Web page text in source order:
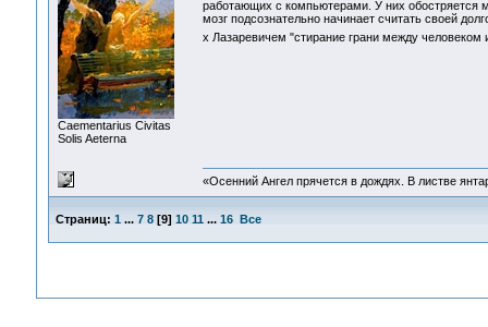
Сaementarius Civitas
Solis Aeterna
работающих с компьютерами. У них обостряется
мозг подсознательно начинает считать своей
х Лазаревичем "стирание грани между человеком
«Осенний Ангел прячется в дождях. В листве
Страниц: 1 ... 7 8[9] 10 11 ... 16 Все